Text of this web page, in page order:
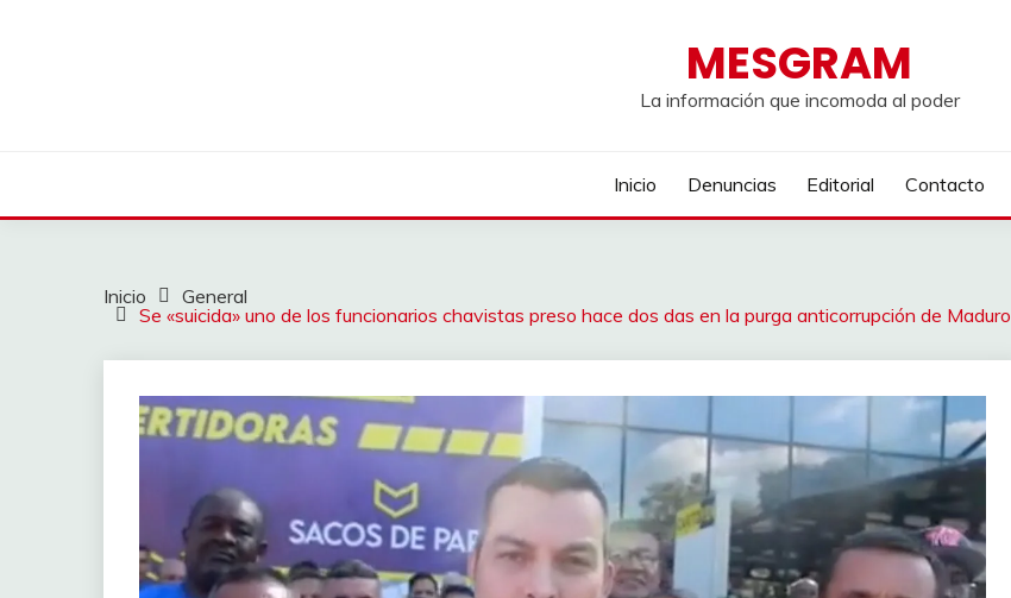
MESGRAM
La información que incomoda al poder
Inicio Denuncias Editorial Contacto
Inicio
General
Se «suicida» uno de los funcionarios chavistas preso hace dos das en la purga anticorrupción de Maduro